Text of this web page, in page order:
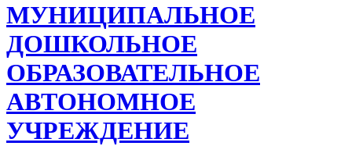
МУНИЦИПАЛЬНОЕ
ДОШКОЛЬНОЕ
ОБРАЗОВАТЕЛЬНОЕ
АВТОНОМНОЕ
УЧРЕЖДЕНИЕ